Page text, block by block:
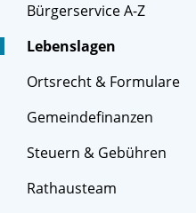
Bürgerservice A-Z
Lebenslagen
Ortsrecht & Formulare
Gemeindefinanzen
Steuern & Gebühren
Rathausteam